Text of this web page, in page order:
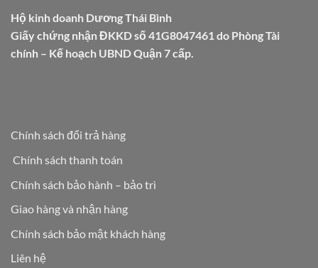
Hộ kinh doanh Dương Thái Bình
Giấy chứng nhận ĐKKD số 41G8047461 do Phòng Tài
chính – Kế hoạch UBND Quận 7 cấp.
Chính sách đổi trả hàng
Chính sách thanh toán
Chính sách bảo hành – bảo trì
Giao hàng và nhận hàng
Chính sách bảo mật khách hàng
Liên hệ